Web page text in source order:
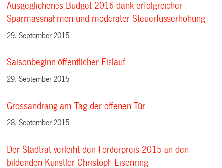
Ausgeglichenes Budget 2016 dank erfolgreicher
Sparmassnahmen und moderater Steuerfusserhöhung
29. September 2015
Saisonbeginn öffentlicher Eislauf
29. September 2015
Grossandrang am Tag der offenen Tür
28. September 2015
Der Stadtrat verleiht den Förderpreis 2015 an den
bildenden Künstler Christoph Eisenring